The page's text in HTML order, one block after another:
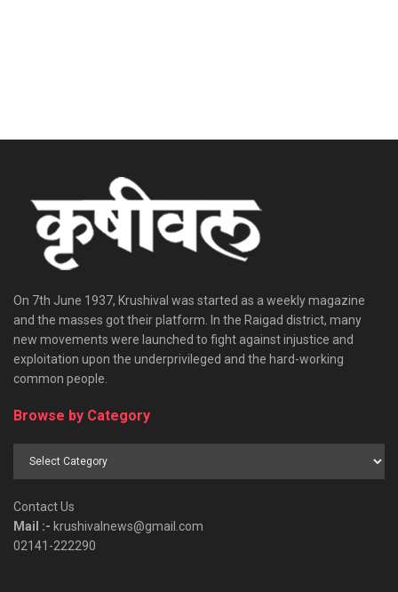
On 7th June 1937, Krushival was started as a weekly magazine
and the masses got their platform. In the Raigad district, many
new movements were launched to fight against injustice and
exploitation upon the underprivileged and the hard-working
common people.
Browse by Category
Browse
Contact Us
Mail :- krushivalnews@gmail.com
02141-222290